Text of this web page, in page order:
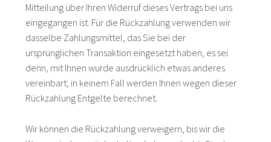
Mitteilung über Ihren Widerruf dieses Vertrags bei uns
eingegangen ist. Für die Rückzahlung verwenden wir
dasselbe Zahlungsmittel, das Sie bei der
ursprünglichen Transaktion eingesetzt haben, es sei
denn, mit Ihnen wurde ausdrücklich etwas anderes
vereinbart; in keinem Fall werden Ihnen wegen dieser
Rückzahlung Entgelte berechnet.
Wir können die Rückzahlung verweigern, bis wir die